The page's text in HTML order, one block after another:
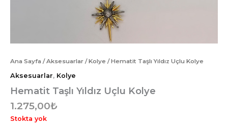
Ana Sayfa /Aksesuarlar /Kolye / Hematit Taşlı Yıldız Uçlu Kolye
Aksesuarlar, Kolye
Hematit Taşlı Yıldız Uçlu Kolye
1.275,00₺
Stokta yok